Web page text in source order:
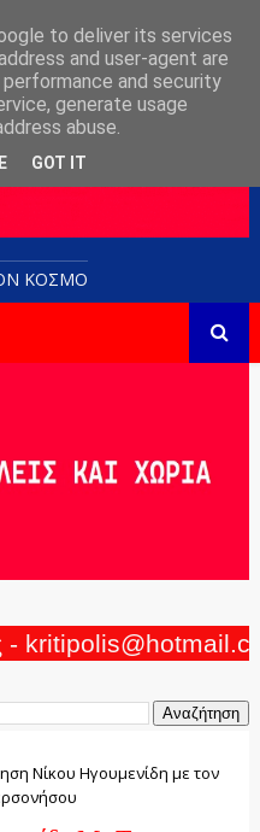
KOΣΜΟ
-
Νίκου Ηγουμενίδη με τον
to deliver its services
and user-agent are
and security
generate usage
abuse.
GOT IT